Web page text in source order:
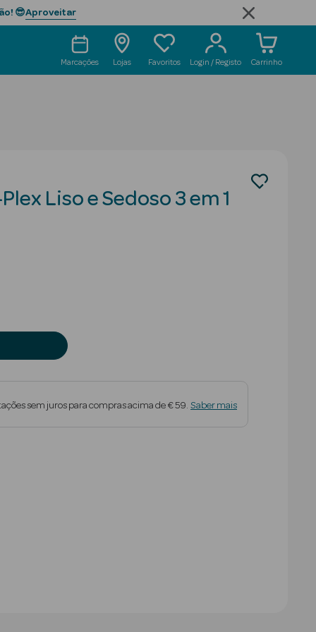
😎Aproveitar
Marcações Lojas Favoritos Login / Registo Carrinho
Liso e Sedoso 3 em 1
sem juros para compras acima de € 59. Saber mais